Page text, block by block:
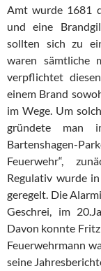
Amt wurde 1681
und eine
sollten sich zu
waren sämtliche
verpflichtet
einem Brand
im Wege. Um
gründete man
Bartenshagen-
Feuerwehr“,
Regulativ wurde
geregelt. Die
Geschrei, im
Davon konnte
Feuerwehrmann
seine